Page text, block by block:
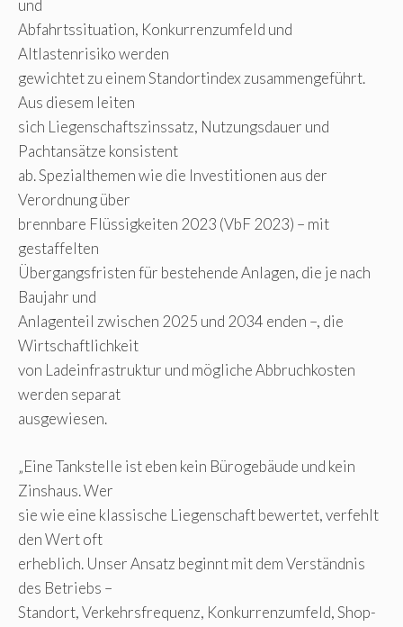
und
Abfahrtssituation, Konkurrenzumfeld und
Altlastenrisiko werden
gewichtet zu einem Standortindex zusammengeführt.
Aus diesem leiten
sich Liegenschaftszinssatz, Nutzungsdauer und
Pachtansätze konsistent
ab. Spezialthemen wie die Investitionen aus der
Verordnung über
brennbare Flüssigkeiten 2023 (VbF 2023) – mit
gestaffelten
Übergangsfristen für bestehende Anlagen, die je nach
Baujahr und
Anlagenteil zwischen 2025 und 2034 enden –, die
Wirtschaftlichkeit
von Ladeinfrastruktur und mögliche Abbruchkosten
werden separat
ausgewiesen.
„Eine Tankstelle ist eben kein Bürogebäude und kein
Zinshaus. Wer
sie wie eine klassische Liegenschaft bewertet, verfehlt
den Wert oft
erheblich. Unser Ansatz beginnt mit dem Verständnis
des Betriebs –
Standort, Verkehrsfrequenz, Konkurrenzumfeld, Shop-